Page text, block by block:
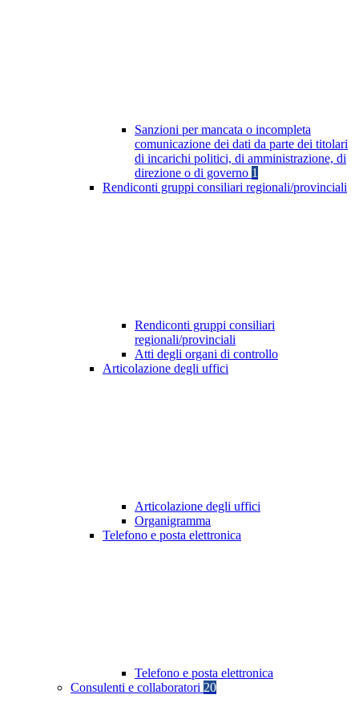
Sanzioni per mancata o incompleta
comunicazione dei dati da parte dei titolari
di incarichi politici, di amministrazione, di
direzione o di governo 1
Rendiconti gruppi consiliari regionali/provinciali
Rendiconti gruppi consiliari
regionali/provinciali
Atti degli organi di controllo
Articolazione degli uffici
Articolazione degli uffici
Organigramma
Telefono e posta elettronica
Telefono e posta elettronica
Consulenti e collaboratori 20